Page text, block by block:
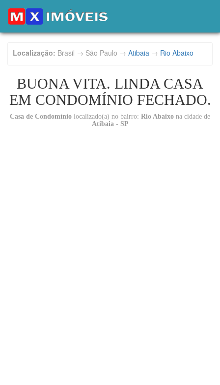
Localização: Brasil → São Paulo → Atibaia → Rio Abaixo
BUONA VITA. LINDA CASA
EM CONDOMÍNIO FECHADO.
Casa de Condomínio localizado(a) no bairro: Rio Abaixo na cidade de
Atibaia - SP